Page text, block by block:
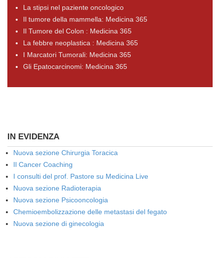
La stipsi nel paziente oncologico
Il tumore della mammella: Medicina 365
Il Tumore del Colon : Medicina 365
La febbre neoplastica : Medicina 365
I Marcatori Tumorali: Medicina 365
Gli Epatocarcinomi: Medicina 365
IN EVIDENZA
Nuova sezione Chirurgia Toracica
Il Cancer Coaching
I consulti del prof. Pastore su Medicina Live
Nuova sezione Radioterapia
Nuova sezione Psicooncologia
Chemioembolizzazione delle metastasi del fegato
Nuova sezione di ginecologia